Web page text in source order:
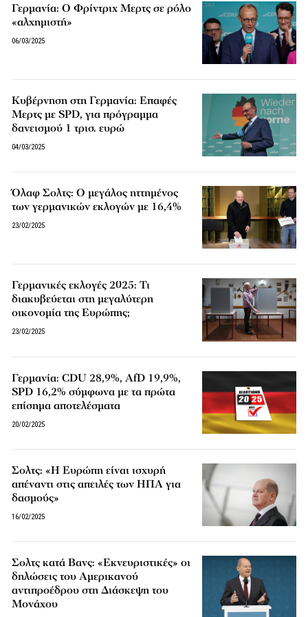
Γερμανία: Ο Φρίντριχ Μερτς σε ρόλο
«αλχημιστή»
06/03/2025
Κυβέρνηση στη Γερμανία: Επαφές
Μερτς με SPD, για πρόγραμμα
δανεισμού 1 τρισ. ευρώ
04/03/2025
Όλαφ Σολτς: Ο μεγάλος ηττημένος
των γερμανικών εκλογών με 16,4%
23/02/2025
Γερμανικές εκλογές 2025: Τι
διακυβεύεται στη μεγαλύτερη
οικονομία της Ευρώπης;
23/02/2025
Γερμανία: CDU 28,9%, AfD 19,9%,
SPD 16,2% σύμφωνα με τα πρώτα
επίσημα αποτελέσματα
20/02/2025
Σολτς: «Η Ευρώπη είναι ισχυρή
απέναντι στις απειλές των ΗΠΑ για
δασμούς»
16/02/2025
Σολτς κατά Βανς: «Εκνευριστικές» οι
δηλώσεις του Αμερικανού
αντιπροέδρου στη Διάσκεψη του
Μονάχου